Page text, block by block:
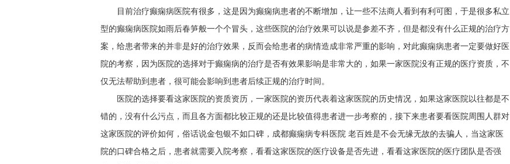
目前治疗癫痫病医院有很多，这是因为癫痫病患者的不断增加，让一些不法商人看到有利可图，于是很多私立
型的癫痫病医院如雨后春笋般一个个冒头，这些医院的治疗效果可以说是参差不齐，但是都没有什么正规的治疗方
案，给患者带来的并非是好的治疗效果，反而会给患者的病情造成非常严重的影响，对此癫痫病患者一定要做好医
院的考察，因为医院的选择对于癫痫病的治疗是否有效果影响是非常大的，如果一家医院没有正规的医疗资质，不
仅无法帮助到患者，很可能会影响到患者后续正规的治疗时间。
医院的选择要看这家医院的资质资历，一家医院的资历代表着这家医院的历史情况，如果这家医院以往都是不
错的，没有什么污点，而且各方面都比较正规的还是比较值得患者进一步考察的，接下来患者要看医院周围人群对
这家医院的评价如何，俗话说金包银不如口碑， 成都癫痫病专科医院 老百姓是不会无缘无故的去骗人，当这家医
院的口碑合格之后，患者就需要入院考察，看看这家医院的医疗设备是否先进，看看这家医院的医疗团队是否强